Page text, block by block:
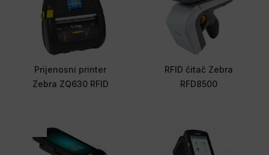
Prijenosni printer
Zebra ZQ630 RFID
RFID čitač Zebra
RFD8500